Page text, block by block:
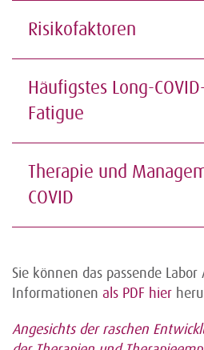
Risikofaktoren
Häufigstes Long-
Fatigue
Therapie und
COVID
Sie können das passende
Informationen als PDF hier
Angesichts der raschen